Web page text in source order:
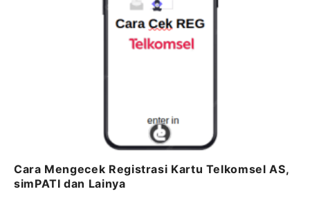
Cara Mengecek Registrasi Kartu Telkomsel AS,
simPATI dan Lainya